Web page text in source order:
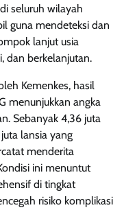
seluruh wilayah
guna mendeteksi dan
lanjut usia
dan berkelanjutan.
Kemenkes, hasil
menunjukkan angka
Sebanyak 4,36 juta
lansia yang
menderita
ini menuntut
di tingkat
risiko komplikasi